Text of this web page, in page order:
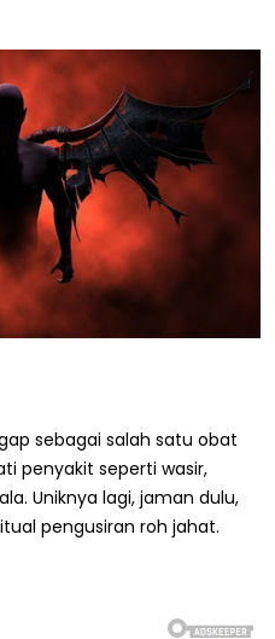
sebagai salah satu obat
penyakit seperti wasir,
Uniknya lagi, jaman dulu,
pengusiran roh jahat.